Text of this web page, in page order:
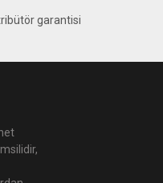
garantisi